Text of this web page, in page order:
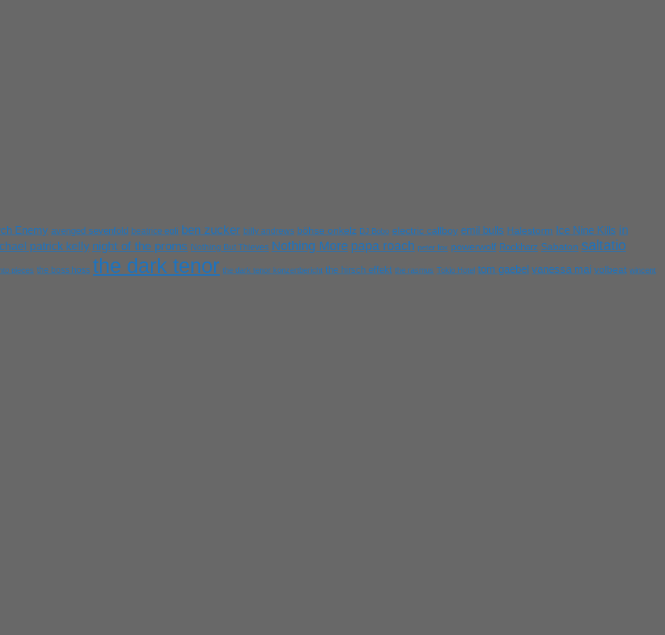
Enemy avenged sevenfold beatrice egli ben zucker billy andrews böhse onkelz DJ Bobo electric callboy emil bulls Halestorm Ice Nine Kills in
patrick kelly night of the proms Nothing But Thieves Nothing More papa roach peter fox powerwolf Rockharz Sabaton saltatio
pieces the boss hoss the dark tenor the dark tenor konzertbericht the hirsch effekt the rasmus Tokio Hotel tom gaebel vanessa mai volbeat wincent